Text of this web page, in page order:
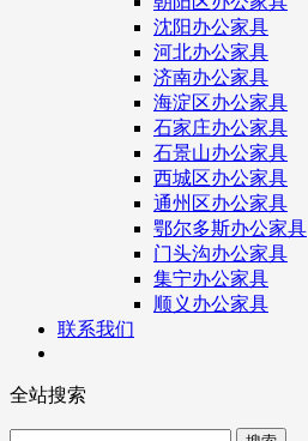
沈阳办公家具
河北办公家具
济南办公家具
海淀区办公家具
石家庄办公家具
石景山办公家具
西城区办公家具
通州区办公家具
鄂尔多斯办公家具
门头沟办公家具
集宁办公家具
顺义办公家具
联系我们
全站搜索